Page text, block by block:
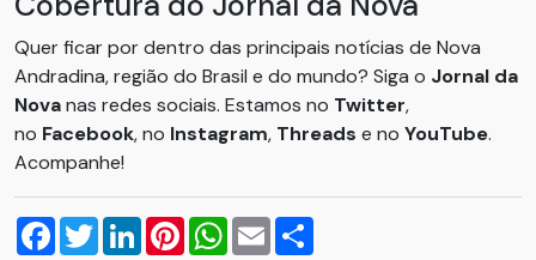
Quer ficar por dentro das principais notícias de Nova
Andradina, região do Brasil e do mundo? Siga o Jornal da
Novanas redes sociais. Estamos no Twitter,
no Facebook, no Instagram, Threads e no YouTube.
Acompanhe!
Facebook
TwitterLinkedInPinterestWhatsApp
Email